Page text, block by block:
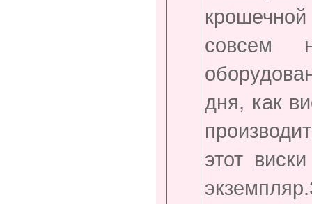
совсем
дня, как
этот